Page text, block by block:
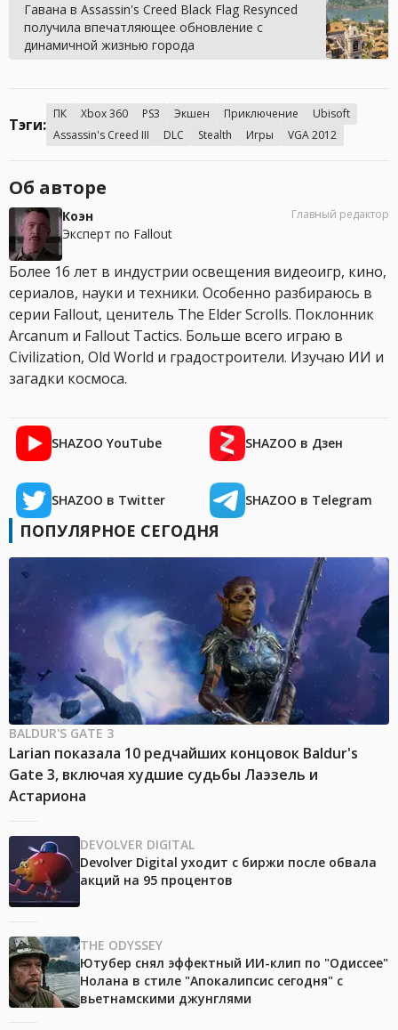
Гавана в Assassin's Creed Black Flag Resynced
получила впечатляющее обновление с
динамичной жизнью города
Тэги:
ПК Xbox 360 PS3 Экшен Приключение
Ubisoft
Assassin's Creed III
DLC Stealth Игры VGA 2012
Об авторе
Коэн
Эксперт по Fallout
Главный редактор
Более 16 лет в индустрии освещения видеоигр, кино,
сериалов, науки и техники. Особенно разбираюсь в
серии Fallout, ценитель The Elder Scrolls. Поклонник
Arcanum и Fallout Tactics. Больше всего играю в
Civilization, Old World и градостроители. Изучаю ИИ и
загадки космоса.
SHAZOO YouTube SHAZOO в Дзен
SHAZOO в Twitter SHAZOO в Telegram
ПОПУЛЯРНОЕ СЕГОДНЯ
BALDUR'S GATE 3
Larian показала 10 редчайших концовок Baldur's
Gate 3, включая худшие судьбы Лаэзель и
Астариона
DEVOLVER DIGITAL
Devolver Digital уходит с биржи после обвала
акций на 95 процентов
THE ODYSSEY
Ютубер снял эффектный ИИ-клип по "Одиссее"
Нолана в стиле "Апокалипсис сегодня" с
вьетнамскими джунглями